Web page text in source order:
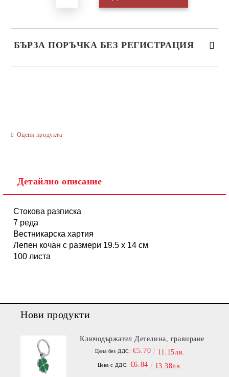
БЪРЗА ПОРЪЧКА БЕЗ РЕГИСТРАЦИЯ
Оцени продукта
Детайлно описание
Стокова разписка
7 реда
Вестникарска хартия
Лепен кочан с размери 19.5 х 14 см
100 листа
Нови продукти
Ключодържател Детелина, гравиране
Цена без ДДС: €5.70 11.15лв.
Цена с ДДС: €6.84 13.38лв.